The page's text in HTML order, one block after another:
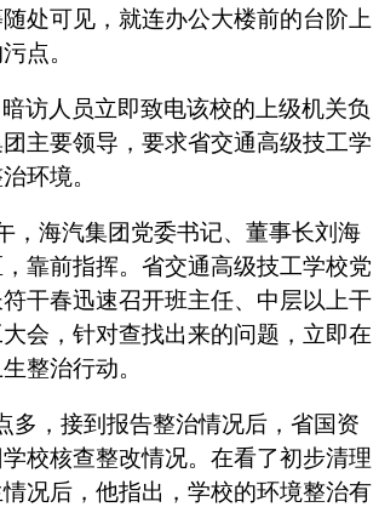
公司
投资
董事
处可见，就连办公大楼前的台阶上
点。
访人员立即致电该校的上级机关负
主要领导，要求省交通高级技工学
环境。
，海汽集团党委书记、董事长刘海
靠前指挥。省交通高级技工学校党
干春迅速召开班主任、中层以上干
会，针对查找出来的问题，立即在
整治行动。
多，接到报告整治情况后，省国资
校核查整改情况。在看了初步清理
况后，他指出，学校的环境整治有